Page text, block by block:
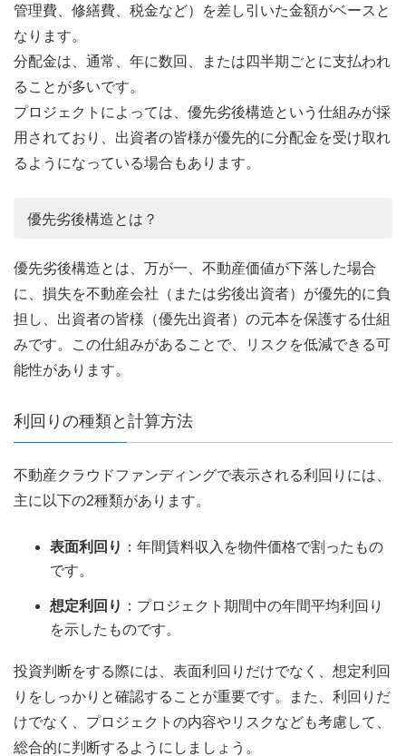
管理費、修繕費、税金など）を差し引いた金額がベースと
なります。
分配金は、通常、年に数回、または四半期ごとに支払われ
ることが多いです。
プロジェクトによっては、優先劣後構造という仕組みが採
用されており、出資者の皆様が優先的に分配金を受け取れ
るようになっている場合もあります。
優先劣後構造とは？
優先劣後構造とは、万が一、不動産価値が下落した場合
に、損失を不動産会社（または劣後出資者）が優先的に負
担し、出資者の皆様（優先出資者）の元本を保護する仕組
みです。この仕組みがあることで、リスクを低減できる可
能性があります。
利回りの種類と計算方法
不動産クラウドファンディングで表示される利回りには、
主に以下の2種類があります。
表面利回り ：年間賃料収入を物件価格で割ったもの
です。
想定利回り ：プロジェクト期間中の年間平均利回り
を示したものです。
投資判断をする際には、表面利回りだけでなく、想定利回
りをしっかりと確認することが重要です。また、利回りだ
けでなく、プロジェクトの内容やリスクなども考慮して、
総合的に判断するようにしましょう。